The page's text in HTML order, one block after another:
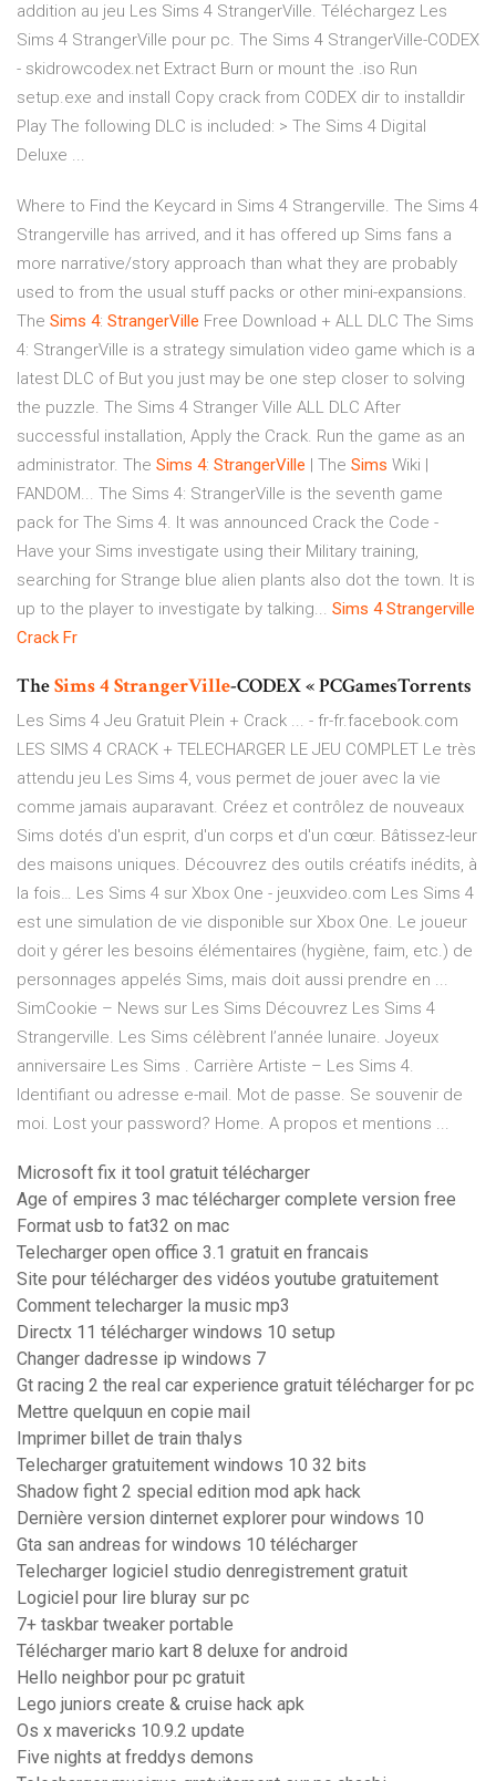
addition au jeu Les Sims 4 StrangerVille. Téléchargez Les
Sims 4 StrangerVille pour pc. The Sims 4 StrangerVille-CODEX
- skidrowcodex.net Extract Burn or mount the .iso Run
setup.exe and install Copy crack from CODEX dir to installdir
Play The following DLC is included: > The Sims 4 Digital
Deluxe ...
Where to Find the Keycard in Sims 4 Strangerville. The Sims 4
Strangerville has arrived, and it has offered up Sims fans a
more narrative/story approach than what they are probably
used to from the usual stuff packs or other mini-expansions.
The Sims 4: StrangerVille Free Download + ALL DLC The Sims
4: StrangerVille is a strategy simulation video game which is a
latest DLC of But you just may be one step closer to solving
the puzzle. The Sims 4 Stranger Ville ALL DLC After
successful installation, Apply the Crack. Run the game as an
administrator. The Sims 4: StrangerVille | The Sims Wiki |
FANDOM... The Sims 4: StrangerVille is the seventh game
pack for The Sims 4. It was announced Crack the Code -
Have your Sims investigate using their Military training,
searching for Strange blue alien plants also dot the town. It is
up to the player to investigate by talking... Sims 4 Strangerville
Crack Fr
TheSims4StrangerVille-CODEX « PCGamesTorrents
Les Sims 4 Jeu Gratuit Plein + Crack ... - fr-fr.facebook.com
LES SIMS 4 CRACK + TELECHARGER LE JEU COMPLET Le très
attendu jeu Les Sims 4, vous permet de jouer avec la vie
comme jamais auparavant. Créez et contrôlez de nouveaux
Sims dotés d'un esprit, d'un corps et d'un cœur. Bâtissez-leur
des maisons uniques. Découvrez des outils créatifs inédits, à
la fois… Les Sims 4 sur Xbox One - jeuxvideo.com Les Sims 4
est une simulation de vie disponible sur Xbox One. Le joueur
doit y gérer les besoins élémentaires (hygiène, faim, etc.) de
personnages appelés Sims, mais doit aussi prendre en ...
SimCookie – News sur Les Sims Découvrez Les Sims 4
Strangerville. Les Sims célèbrent l’année lunaire. Joyeux
anniversaire Les Sims . Carrière Artiste – Les Sims 4.
Identifiant ou adresse e-mail. Mot de passe. Se souvenir de
moi. Lost your password? Home. A propos et mentions ...
Microsoft fix it tool gratuit télécharger
Age of empires 3 mac télécharger complete version free
Format usb to fat32 on mac
Telecharger open office 3.1 gratuit en francais
Site pour télécharger des vidéos youtube gratuitement
Comment telecharger la music mp3
Directx 11 télécharger windows 10 setup
Changer dadresse ip windows 7
Gt racing 2 the real car experience gratuit télécharger for pc
Mettre quelquun en copie mail
Imprimer billet de train thalys
Telecharger gratuitement windows 10 32 bits
Shadow fight 2 special edition mod apk hack
Dernière version dinternet explorer pour windows 10
Gta san andreas for windows 10 télécharger
Telecharger logiciel studio denregistrement gratuit
Logiciel pour lire bluray sur pc
7+ taskbar tweaker portable
Télécharger mario kart 8 deluxe for android
Hello neighbor pour pc gratuit
Lego juniors create & cruise hack apk
Os x mavericks 10.9.2 update
Five nights at freddys demons